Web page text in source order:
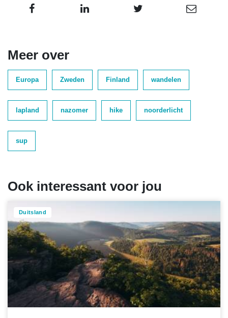
Meer over
Europa Zweden Finland wandelen
lapland nazomer hike noorderlicht
sup
Ook interessant voor jou
Duitsland